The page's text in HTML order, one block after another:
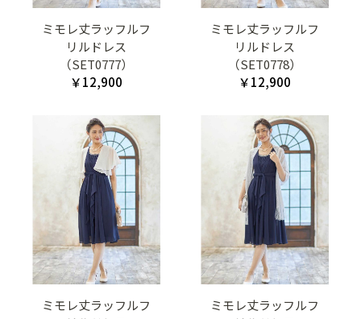
ミモレ丈ラッフルフ
リルドレス
（SET0777）
￥12,900
ミモレ丈ラッフルフ
リルドレス
（SET0778）
￥12,900
ミモレ丈ラッフルフ
ミモレ丈ラッフルフ